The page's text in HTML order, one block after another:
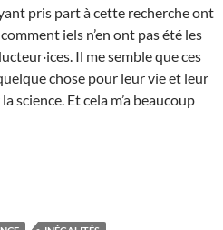
pris part à cette recherche ont
iels n’en ont pas été les
Il me semble que ces
chose pour leur vie et leur
science. Et cela m’a beaucoup
Pop-Part – La recherche